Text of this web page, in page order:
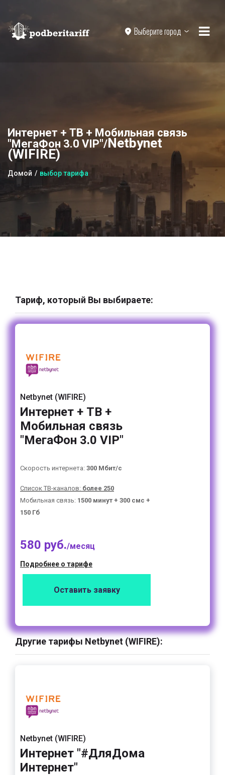
Выберите город
Интернет + ТВ + Мобильная связь
"МегаФон 3.0 VIP"/Netbynet
(WIFIRE)
Домой выбор тарифа
Тариф, который Вы выбираете:
Netbynet (WIFIRE)
Интернет + ТВ +
Мобильная связь
"МегаФон 3.0 VIP"
Скорость интернета: 300 Мбит/с
Список ТВ-каналов: более 250
Мобильная связь: 1500 минут + 300 смс +
150 Гб
580 руб./месяц
Подробнее о тарифе
Оставить заявку
Другие тарифы Netbynet (WIFIRE):
Netbynet (WIFIRE)
Интернет "#ДляДома
Интернет"